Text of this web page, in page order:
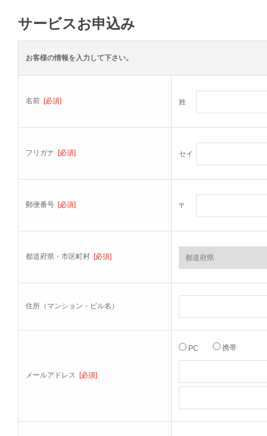
サービスお申込み
お客様の情報を入力して下さい。
名前 [必須] 姓
フリガナ [必須] セイ
郵便番号 [必須] 〒
都道府県・市区町村 [必須]
住所（マンション・ビル名）
メールアドレス [必須]
PC 携帯